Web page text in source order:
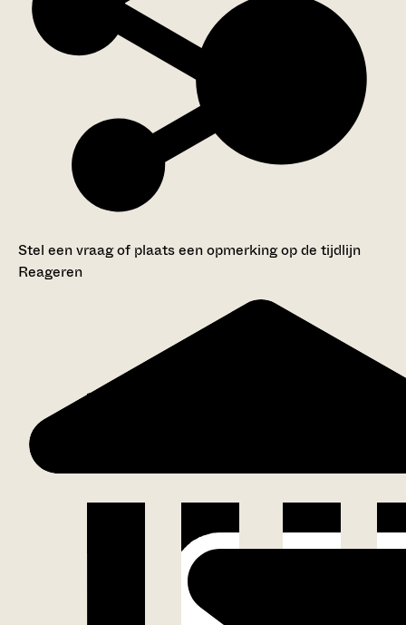
Stel een vraag of plaats een opmerking op de tijdlijn
Reageren